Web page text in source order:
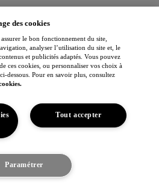
rallyes
FIA
des cookies
le bon fonctionnement du site,
analyser l’utilisation du site et, le
et publicités adaptés. Vous pouvez
ces cookies, ou personnaliser vos choix à
dessous. Pour en savoir plus, consultez
Tout accepter
Paramétrer